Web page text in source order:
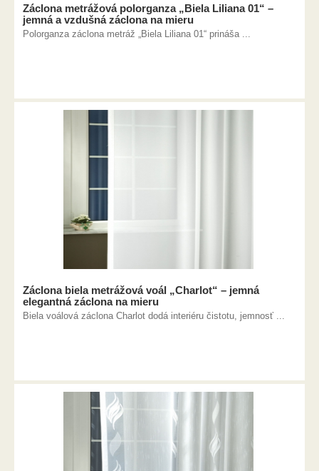
Záclona metrážová polorganza „Biela Liliana 01“ –
jemná a vzdušná záclona na mieru
Polorganza záclona metráž „Biela Liliana 01“ prináša ...
Záclona biela metrážová voál „Charlot“ – jemná
elegantná záclona na mieru
Biela voálová záclona Charlot dodá interiéru čistotu, jemnosť ...